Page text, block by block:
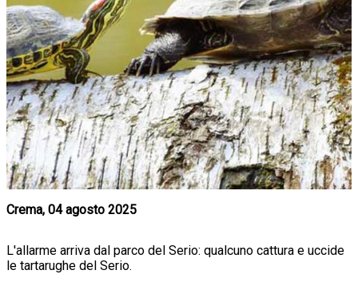
Crema, 04 agosto 2025
L'allarme arriva dal parco del Serio: qualcuno cattura e uccide
le tartarughe del Serio.